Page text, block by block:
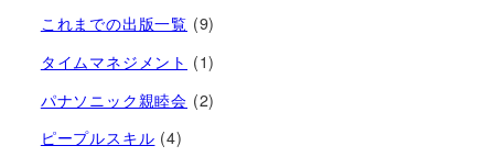
これまでの出版一覧 (9)
タイムマネジメント (1)
パナソニック親睦会 (2)
ピープルスキル (4)